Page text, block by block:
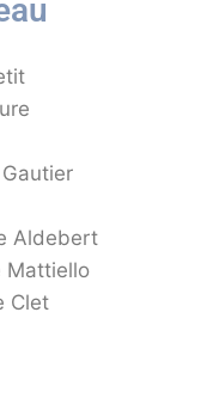
Aldebert
Mattiello
Clet